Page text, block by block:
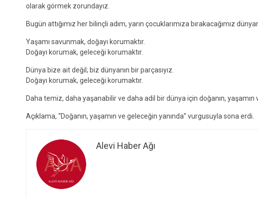
olarak görmek zorundayız.
Bugün attığımız her bilinçli adım, yarın çocuklarımıza bırakacağımız
Yaşamı savunmak, doğayı korumaktır.
Doğayı korumak, geleceği korumaktır.
Dünya bize ait değil; biz dünyanın bir parçasıyız.
Doğayı korumak, geleceği korumaktır.
Daha temiz, daha yaşanabilir ve daha adil bir dünya için doğanın,
Açıklama, “Doğanın, yaşamın ve geleceğin yanında” vurgusuyla sona erdi.
Alevi Haber Ağı